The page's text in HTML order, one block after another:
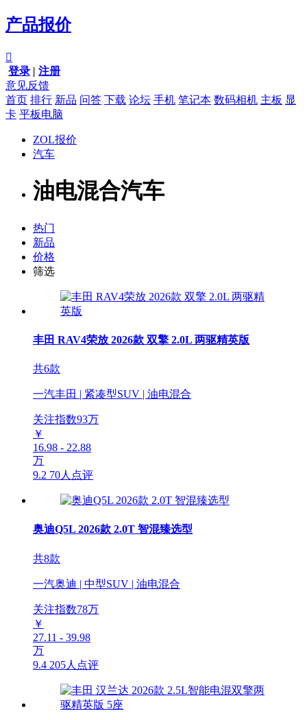
产品报价

登录 | 注册
意见反馈
首页 排行 新品 问答 下载 论坛 手机 笔记本 数码相机 主板 显
卡 平板电脑
ZOL报价
汽车
油电混合汽车
热门
新品
价格
筛选
丰田 RAV4荣放 2026款 双擎 2.0L 两驱精英版
共6款
一汽丰田 | 紧凑型SUV | 油电混合
关注指数93万
￥
16.98 - 22.88
万
9.2 70人点评
奥迪Q5L 2026款 2.0T 智混臻选型
共8款
一汽奥迪 | 中型SUV | 油电混合
关注指数78万
￥
27.11 - 39.98
万
9.4 205人点评